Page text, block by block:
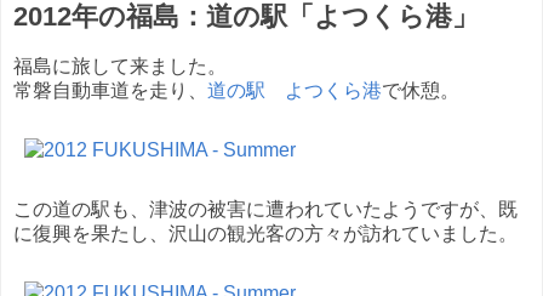
2012年の福島：道の駅「よつくら港」
福島に旅して来ました。
常磐自動車道を走り、 道の駅 よつくら港で休憩。
この道の駅も、津波の被害に遭われていたようですが、既
に復興を果たし、沢山の観光客の方々が訪れていました。